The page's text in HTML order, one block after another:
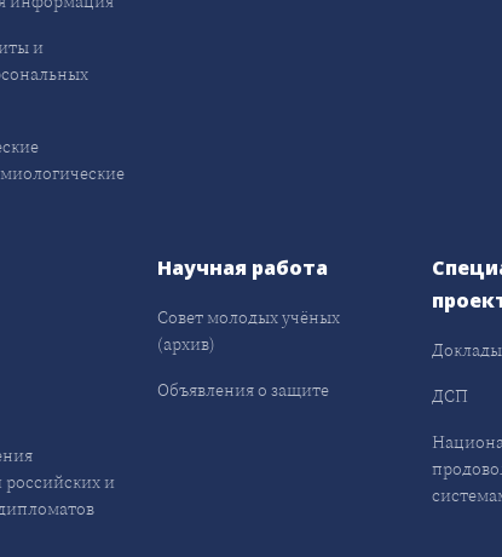
и
и
Научная работа
Совет молодых учёных
(архив)
Объявления о защите
Доклады
ДСП